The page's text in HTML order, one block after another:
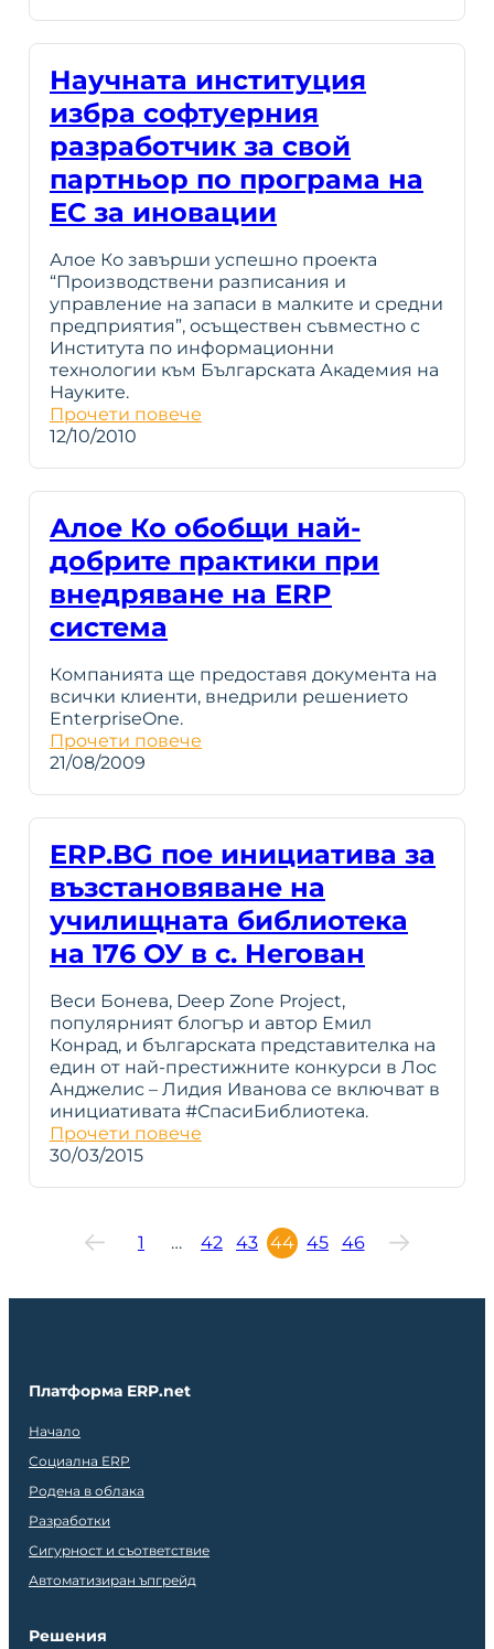
Научната институция
избра софтуерния
разработчик за свой
партньор по програма на
ЕС за иновации
Алое Ко завърши успешно проекта
“Производствени разписания и
управление на запаси в малките и средни
предприятия”, осъществен съвместно с
Института по информационни
технологии към Българската Академия на
Науките.
Прочети повече
12/10/2010
Алое Ко обобщи най-
добрите практики при
внедряване на ERP
система
Компанията ще предоставя документа на
всички клиенти, внедрили решението
EnterpriseOne.
Прочети повече
21/08/2009
ERP.BG пое инициатива за
възстановяване на
училищната библиотека
на 176 ОУ в с. Негован
Веси Бонева, Deep Zone Project,
популярният блогър и автор Емил
Конрад, и българската представителка на
един от най-престижните конкурси в Лос
Анджелис – Лидия Иванова се включват в
инициативата #СпасиБиблиотека.
Прочети повече
30/03/2015
1 … 42 43 44 45 46
Платформа ERP.net
Начало
Социална ERP
Родена в облака
Разработки
Сигурност и съответствие
Автоматизиран ъпгрейд
Решения